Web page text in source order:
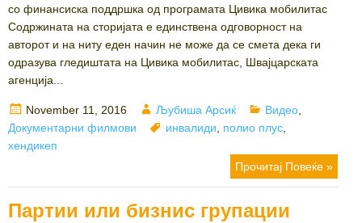
со финансиска поддршка од програмата Цивика мобилитас
Содржината на сторијата е единствена одговорност на
авторот и на ниту еден начин не може да се смета дека ги
одразува гледиштата на Цивика мобилитас, Швајцарската
агенција...
Posted
on
November 11, 2016 Author
Љубиша Арсиќ Categories
Видео
Документарни филмови
Tags
инвалиди полио плус
хендикеп
Прочитај Повеќе »
Партии или бизнис групации